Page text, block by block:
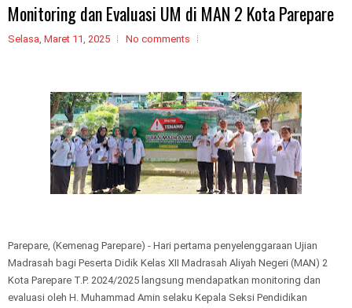
Monitoring dan Evaluasi UM di MAN 2 Kota Parepare
Selasa, Maret 11, 2025 No comments
Parepare, (Kemenag Parepare) - Hari pertama penyelenggaraan Ujian
Madrasah bagi Peserta Didik Kelas XII Madrasah Aliyah Negeri (MAN) 2
Kota Parepare T.P. 2024/2025 langsung mendapatkan monitoring dan
evaluasi oleh H. Muhammad Amin selaku Kepala Seksi Pendidikan